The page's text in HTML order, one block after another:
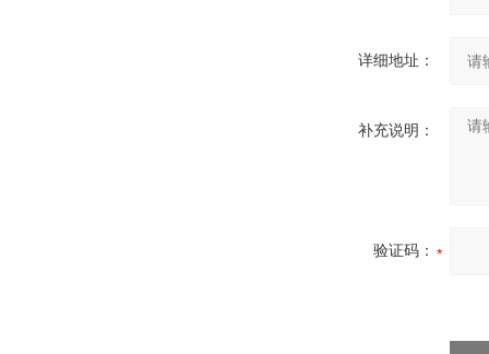
详细地址：
补充说明：
验证码：